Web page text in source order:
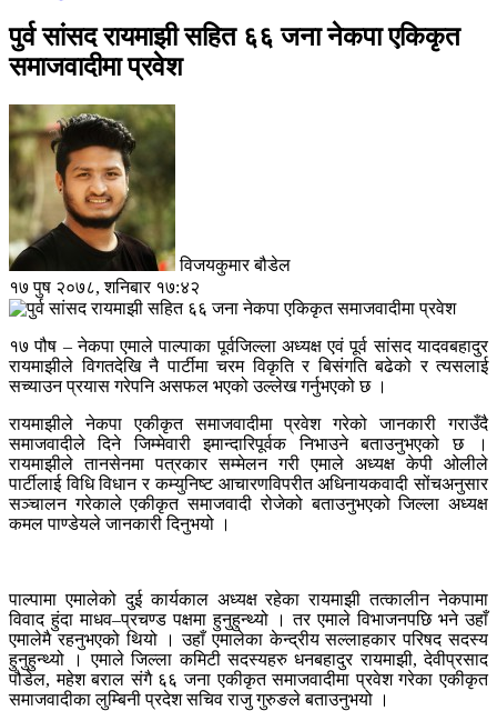
पुर्व सांसद रायमाझी सहित ६६ जना नेकपा एकिकृत
समाजवादीमा प्रवेश
विजयकुमार बौडेल
१७ पुष २०७८, शनिबार १७:४२
१७ पौष – नेकपा एमाले पाल्पाका पूर्वजिल्ला अध्यक्ष एवं पूर्व सांसद यादवबहादुर
रायमाझीले विगतदेखि नै पार्टीमा चरम विकृति र बिसंगति बढेको र त्यसलाई
सच्याउन प्रयास गरेपनि असफल भएको उल्लेख गर्नुभएको छ ।
रायमाझीले नेकपा एकीकृत समाजवादीमा प्रवेश गरेको जानकारी गराउँदै
समाजवादीले दिने जिम्मेवारी इमान्दारिपूर्वक निभाउने बताउनुभएको छ ।
रायमाझीले तानसेनमा पत्रकार सम्मेलन गरी एमाले अध्यक्ष केपी ओलीले
पार्टीलाई विधि विधान र कम्युनिष्ट आचारणविपरीत अधिनायकवादी सोंचअनुसार
सञ्चालन गरेकाले एकीकृत समाजवादी रोजेको बताउनुभएको जिल्ला अध्यक्ष
कमल पाण्डेयले जानकारी दिनुभयो ।
पाल्पामा एमालेको दुई कार्यकाल अध्यक्ष रहेका रायमाझी तत्कालीन नेकपामा
विवाद हुंदा माधव–प्रचण्ड पक्षमा हुनुहुन्थ्यो । तर एमाले विभाजनपछि भने उहाँ
एमालेमै रहनुभएको थियो । उहाँ एमालेका केन्द्रीय सल्लाहकार परिषद सदस्य
हुनुहुन्थ्यो । एमाले जिल्ला कमिटी सदस्यहरु धनबहादुर रायमाझी, देवीप्रसाद
पौडेल, महेश बराल संगै ६६ जना एकीकृत समाजवादीमा प्रवेश गरेका एकीकृत
समाजवादीका लुम्बिनी प्रदेश सचिव राजु गुरुङले बताउनुभयो ।